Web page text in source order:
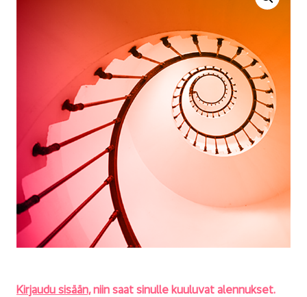
Kir­jau­du si­sään,niin saat si­nul­le kuu­lu­vat alen­nuk­set.